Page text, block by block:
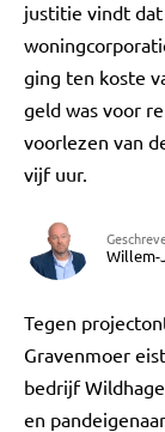
justitie vindt
ging ten koste
geld was voor
voorlezen van
vijf uur.
Willem-
Tegen
Gravenmoer
bedrijf
en